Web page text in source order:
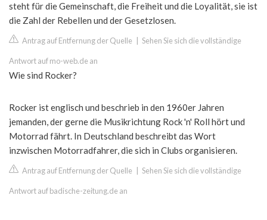
steht für die Gemeinschaft, die Freiheit und die Loyalität, sie ist
die Zahl der Rebellen und der Gesetzlosen.
Antrag auf Entfernung der Quelle Sehen Sie sich die vollständige
Antwort auf mo-web.de an
Wie sind Rocker?
Rocker ist englisch und beschrieb in den 1960er Jahren
jemanden, der gerne die Musikrichtung Rock 'n' Roll hört und
Motorrad fährt. In Deutschland beschreibt das Wort
inzwischen Motorradfahrer, die sich in Clubs organisieren.
Antrag auf Entfernung der Quelle Sehen Sie sich die vollständige
Antwort auf badische-zeitung.de an